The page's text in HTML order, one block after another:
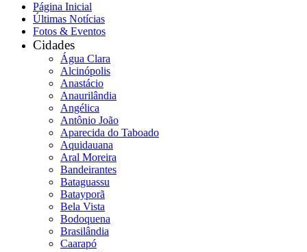
Página Inicial
Últimas Notícias
Fotos & Eventos
Cidades
Água Clara
Alcinópolis
Anastácio
Anaurilândia
Angélica
Antônio João
Aparecida do Taboado
Aquidauana
Aral Moreira
Bandeirantes
Bataguassu
Batayporã
Bela Vista
Bodoquena
Brasilândia
Caarapó